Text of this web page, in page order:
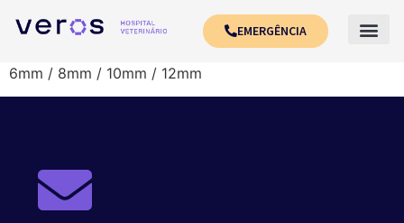
EMERGÊNCIA
6mm / 8mm / 10mm / 12mm